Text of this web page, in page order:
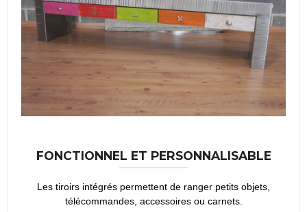
FONCTIONNEL ET PERSONNALISABLE
Les tiroirs intégrés permettent de ranger petits objets,
télécommandes, accessoires ou carnets.